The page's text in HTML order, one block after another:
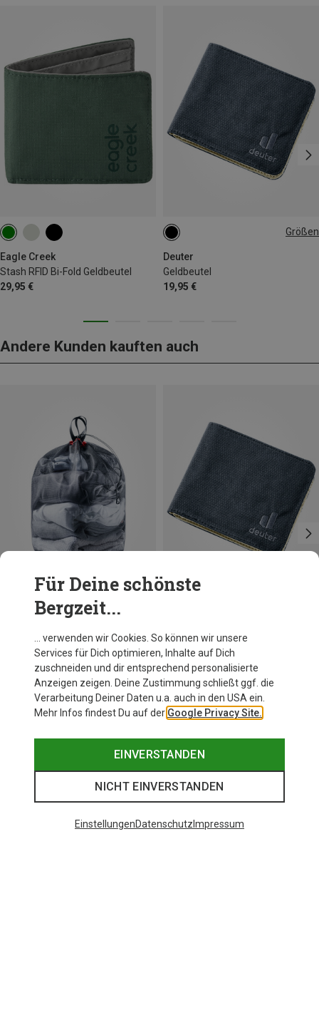
Eagle Creek
Stash RFID Bi-Fold Geldbeutel
29,95 €
Größen
Deuter
Geldbeutel
19,95 €
ONE SIZE
Andere Kunden kauften auch
Du sparst 18%
Deuter
Geldbeutel
19,95 €
Für Deine schönste
Bergzeit...
… verwenden wir Cookies. So können wir unsere
Services für Dich optimieren, Inhalte auf Dich
zuschneiden und dir entsprechend personalisierte
Anzeigen zeigen. Deine Zustimmung schließt ggf. die
Verarbeitung Deiner Daten u.a. auch in den USA ein.
Mehr Infos findest Du auf der Google Privacy Site.
EINVERSTANDEN
NICHT EINVERSTANDEN
EinstellungenDatenschutz Impressum